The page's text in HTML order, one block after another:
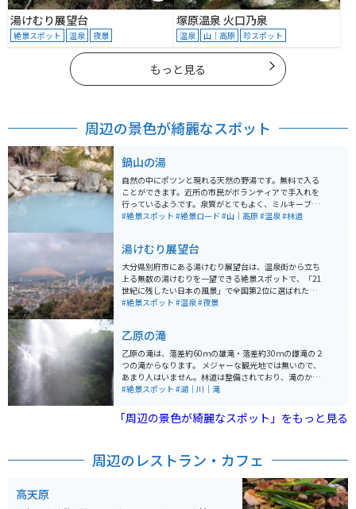
湯けむり展望台
絶景スポット 温泉 夜景
塚原温泉 火口乃泉
温泉 山｜高原 珍スポット
もっと見る
周辺の景色が綺麗なスポット
鍋山の湯
自然の中にポツンと現れる天然の野湯です。無料で入る
ことができます。近所の市民がボランティアで手入れを
行っているようです。泉質がとてもよく、ミルキーブル
ーの柔らかいお湯を楽しむことができます。刺激のある
礬の繁華街から車やバイクで約10分ほど山道を登ったと
ころにあります。道はかなりガタガタなので注意してく
ださい。
#絶景スポット #絶景ロード #山｜高原#温泉#林道
湯けむり展望台
大分県別府市にある湯けむり展望台は、温泉街から立ち
上る無数の湯けむりを一望できる絶景スポットで、「21
世紀に残したい日本の風景」で全国第2位に選ばれたこ
とでも知られています。昼は街並みと湯けむりのコント
す。土日祝の夜にはライトアップも行われ、より情緒あ
る風景を楽しめます。 背後には鶴見岳や扇山も望め、36
0度のパノラマが広がります。冬は湯けむりがより白く際
立ち見応えが増します。駐車場は台数が限られ、周辺は
住宅街の狭い坂道のため運転には注意が必要ですが、ツ
#絶景スポット #温泉#夜景
乙原の滝
乙原の滝は、落差約60ｍの雄滝・落差約30ｍの雌滝の２
つの滝からなります。 メジャーな観光地では無いので、
あまり人はいません。林道は整備されており、滝のかな
り近くに行くことが可能です。水飛沫が霧のように降り
#絶景スポット #湖｜川｜滝
「周辺の景色が綺麗なスポット」をもっと見る
周辺のレストラン・カフェ
高天原